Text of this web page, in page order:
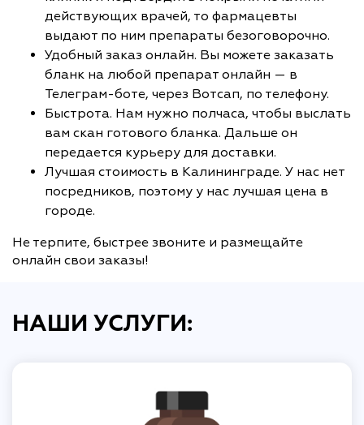
действующих врачей, то фармацевты
выдают по ним препараты безоговорочно.
Удобный заказ онлайн. Вы можете заказать
бланк на любой препарат онлайн — в
Телеграм-боте, через Вотсап, по телефону.
Быстрота. Нам нужно полчаса, чтобы выслать
вам скан готового бланка. Дальше он
передается курьеру для доставки.
Лучшая стоимость в Калининграде. У нас нет
посредников, поэтому у нас лучшая цена в
городе.
Не терпите, быстрее звоните и размещайте
онлайн свои заказы!
НАШИ УСЛУГИ: